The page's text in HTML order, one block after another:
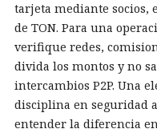
tarjeta mediante socios,
de TON. Para una
verifique redes,
divida los montos y no
intercambios P2P. Una
disciplina en seguridad
entender la diferencia